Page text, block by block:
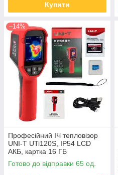
Купити
–14%
Професійний ІЧ тепловізор
UNI-T UTi120S, IP54 LCD
АКБ, картка 16 ГБ
Готово до відправки 65 од.